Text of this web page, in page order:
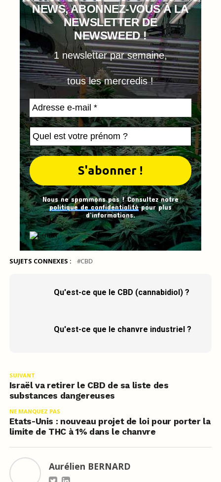
NEWS, ABONNEZ-VOUS À LA
NEWSLETTER DE
NEWSWEED !
1 newsletter par semaine,
tous les mercredis !
Nous ne spammons pas ! Consultez notre
politique de confidentialitépour plus
d’informations.
SUJETS CONNEXES : CBD
Qu'est-ce que le CBD (cannabidiol) ?
Qu'est-ce que le chanvre industriel ?
SUIVANT
Israël va retirer le CBD de sa liste des
substances dangereuses
NE MANQUEZ PAS
Etats-Unis : nouveau projet de loi pour porter la
limite de THC à 1% dans le chanvre
Aurélien BERNARD